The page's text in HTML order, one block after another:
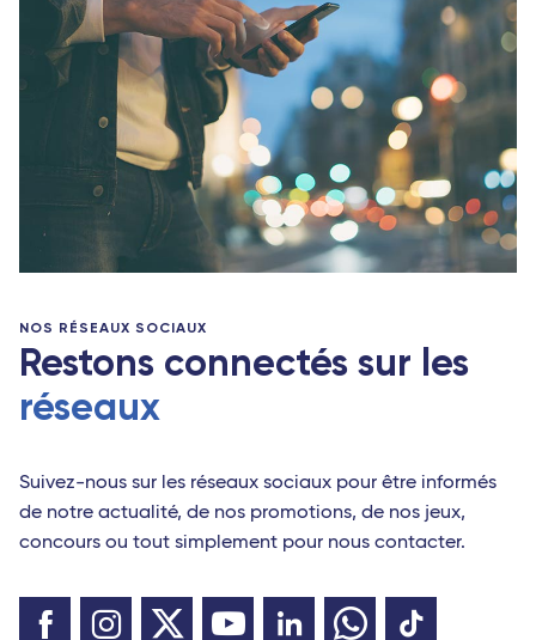
NOS RÉSEAUX SOCIAUX
Restons connectés sur les
réseaux
Suivez-nous sur les réseaux sociaux pour être informés
de notre actualité, de nos promotions, de nos jeux,
concours ou tout simplement pour nous contacter.